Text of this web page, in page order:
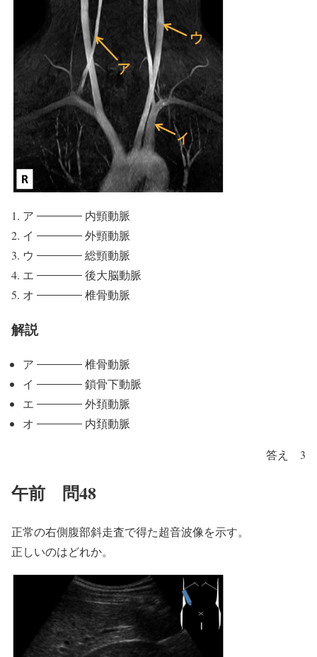
ア
内頸動脈
イ
外頸動脈
ウ
総頸動脈
エ
後大脳動脈
オ
椎骨動脈
解説
ア
椎骨動脈
イ
鎖骨下動脈
エ
外頚動脈
オ
内頚動脈
答え 3
午前 問48
正常の右側腹部斜走査で得た超音波像を示す。
正しいのはどれか。